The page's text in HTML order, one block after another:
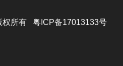
权所有 粤ICP备17013133号